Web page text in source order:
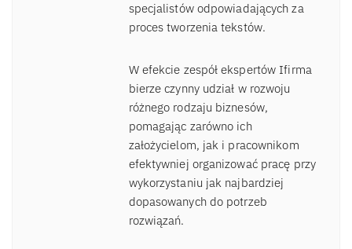
specjalistów odpowiadających za
proces tworzenia tekstów.
W efekcie zespół ekspertów Ifirma
bierze czynny udział w rozwoju
różnego rodzaju biznesów,
pomagając zarówno ich
założycielom, jak i pracownikom
efektywniej organizować pracę przy
wykorzystaniu jak najbardziej
dopasowanych do potrzeb
rozwiązań.